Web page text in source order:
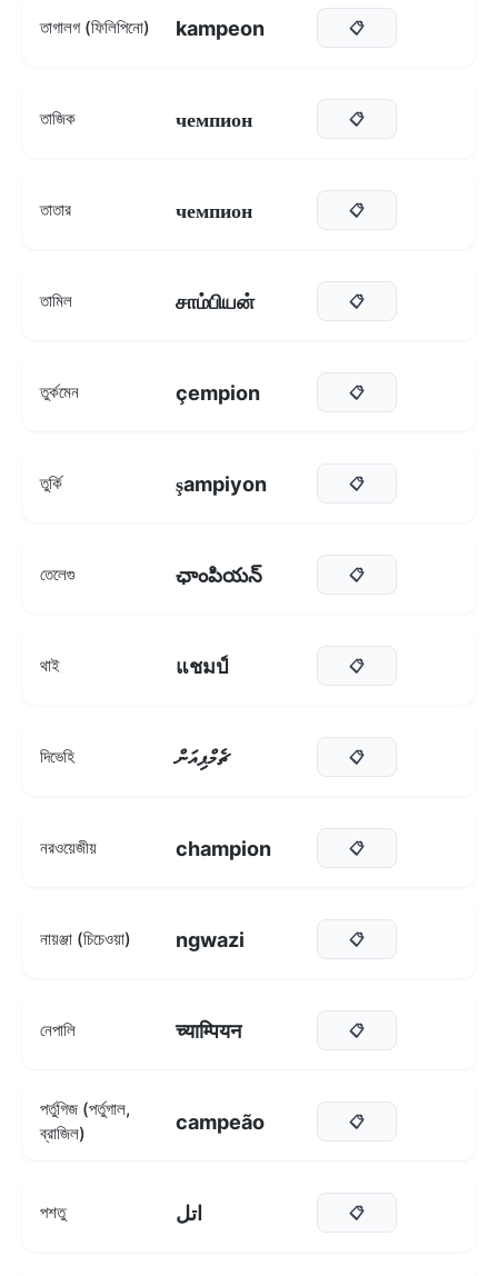
তাগালগ (ফিলিপিনো) kampeon 📋
তাজিক чемпион 📋
তাতার чемпион 📋
তামিল சாம்பியன் 📋
তুর্কমেন çempion 📋
তুর্কি şampiyon 📋
তেলেগু ఛాంపియన్ 📋
থাই แชมป์ 📋
দিভেহি ޗެމްޕިއަން 📋
নরওয়েজীয় champion 📋
নায়ঞ্জা (চিচেওয়া) ngwazi 📋
নেপালি च्याम्पियन 📋
পর্তুগিজ (পর্তুগাল,
ব্রাজিল)
campeão 📋
পশতু اتل 📋